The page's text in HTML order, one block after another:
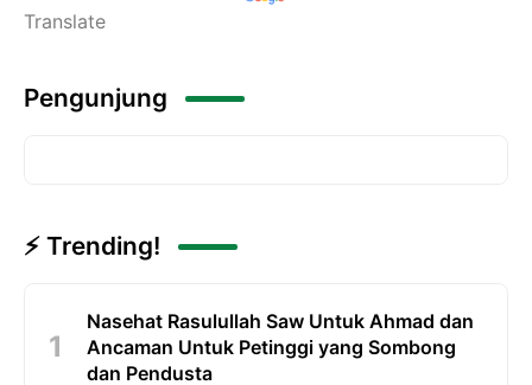
Translate
Pengunjung
⚡ Trending!
Nasehat Rasulullah Saw Untuk Ahmad dan
Ancaman Untuk Petinggi yang Sombong
dan Pendusta